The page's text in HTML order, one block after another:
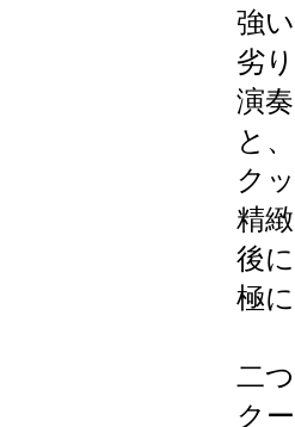
強
劣
演
と
ク
精
後
極
二
ク